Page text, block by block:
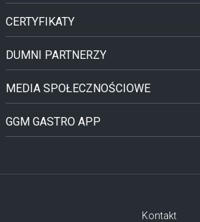
CERTYFIKATY
DUMNI PARTNERZY
MEDIA SPOŁECZNOŚCIOWE
GGM GASTRO APP
Kontakt